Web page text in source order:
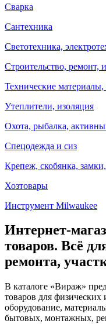
Сварка
Сантехника
Светотехника,
Строительство, ремонт,
Технические материалы,
Утеплители, изоляция
Охота, рыбалка,
Спецодежда и сиз
Крепеж, скобянка,
Хозтовары
Инструмент Milwaukee
Интернет-
товаров. Всё
ремонта,
В каталоге «Вираж»
товаров для
оборудование,
бытовых, монтажных,